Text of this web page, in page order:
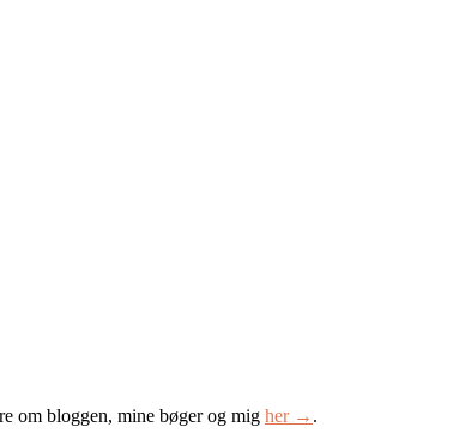
om bloggen, mine bøger og mig her → .